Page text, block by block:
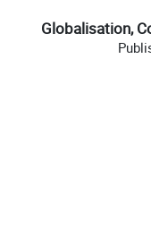
Globalisation,